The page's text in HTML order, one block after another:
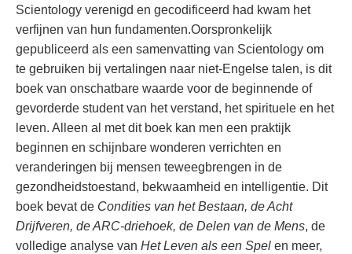
Scientology verenigd en gecodificeerd had kwam het
verfijnen van hun fundamenten.Oorspronkelijk
gepubliceerd als een samenvatting van Scientology om
te gebruiken bij vertalingen naar niet-Engelse talen, is dit
boek van onschatbare waarde voor de beginnende of
gevorderde student van het verstand, het spirituele en het
leven. Alleen al met dit boek kan men een praktijk
beginnen en schijnbare wonderen verrichten en
veranderingen bij mensen teweegbrengen in de
gezondheidstoestand, bekwaamheid en intelligentie. Dit
boek bevat de Condities van het Bestaan, de Acht
Drijfveren, de ARC-driehoek, de Delen van de Mens, de
volledige analyse van Het Leven als een Spel en meer,